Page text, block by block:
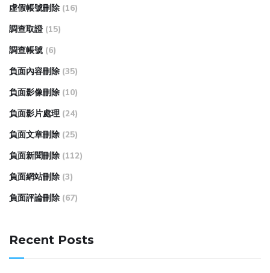
虛假帳號刪除 (16)
調查取證 (15)
調查帳號 (6)
負面內容刪除 (35)
負面影像刪除 (10)
負面影片處理 (24)
負面文章刪除 (25)
負面新聞刪除 (112)
負面網站刪除 (3)
負面評論刪除 (67)
Recent Posts